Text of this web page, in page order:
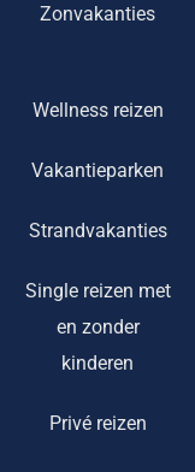
Zonvakanties
Wellness reizen
Vakantieparken
Strandvakanties
Single reizen met
en zonder
kinderen
Privé reizen